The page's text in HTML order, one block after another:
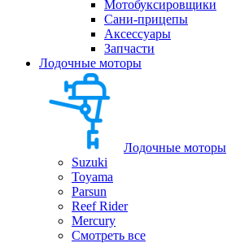
Мотобуксировщики
Сани-прицепы
Аксессуары
Запчасти
Лодочные моторы
Лодочные моторы
Suzuki
Toyama
Parsun
Reef Rider
Mercury
Смотреть все